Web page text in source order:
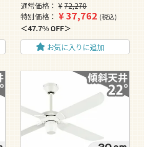
通常価格
¥ 72,270
特別価格
¥37,762 税込
47.7% OFF
お気に入りに追加